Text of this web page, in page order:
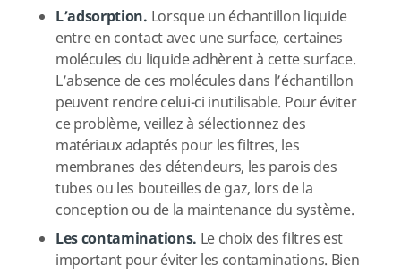
L’adsorption. Lorsque un échantillon liquide
entre en contact avec une surface, certaines
molécules du liquide adhèrent à cette surface.
L’absence de ces molécules dans l’échantillon
peuvent rendre celui-ci inutilisable. Pour éviter
ce problème, veillez à sélectionnez des
matériaux adaptés pour les filtres, les
membranes des détendeurs, les parois des
tubes ou les bouteilles de gaz, lors de la
conception ou de la maintenance du système.
Les contaminations. Le choix des filtres est
important pour éviter les contaminations. Bien